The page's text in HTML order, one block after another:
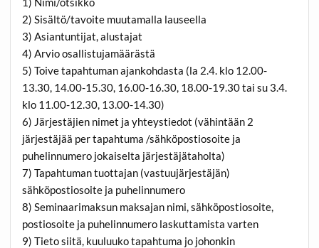
2) Sisältö/tavoite muutamalla lauseella
3) Asiantuntijat, alustajat
4) Arvio osallistujamäärästä
5) Toive tapahtuman ajankohdasta (la 2.4. klo 12.00-
13.30, 14.00-15.30, 16.00-16.30, 18.00-19.30 tai su 3.4.
klo 11.00-12.30, 13.00-14.30)
6) Järjestäjien nimet ja yhteystiedot (vähintään 2
järjestäjää per tapahtuma /sähköpostiosoite ja
puhelinnumero jokaiselta järjestäjätaholta)
7) Tapahtuman tuottajan (vastuujärjestäjän)
sähköpostiosoite ja puhelinnumero
8) Seminaarimaksun maksajan nimi, sähköpostiosoite,
postiosoite ja puhelinnumero laskuttamista varten
9) Tieto siitä, kuuluuko tapahtuma jo johonkin